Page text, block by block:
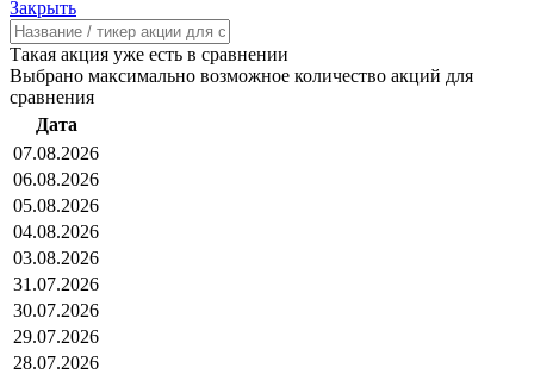
Закрыть
Такая акция уже есть в сравнении
Выбрано максимально возможное количество акций для
сравнения
Дата
07.08.2026
06.08.2026
05.08.2026
04.08.2026
03.08.2026
31.07.2026
30.07.2026
29.07.2026
28.07.2026